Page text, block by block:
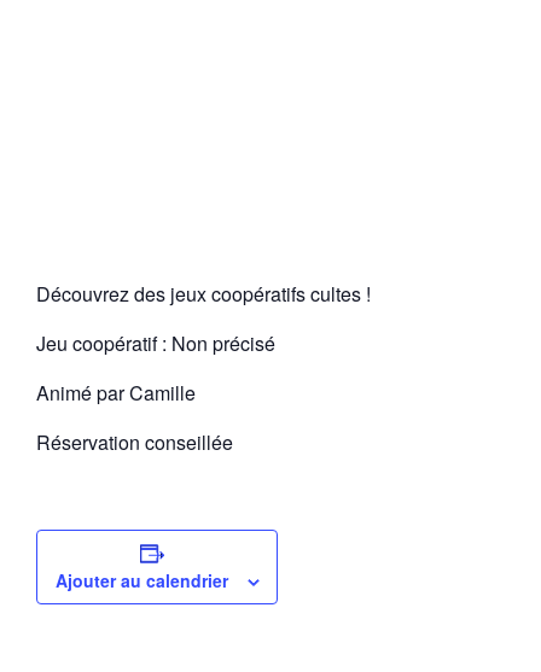
Découvrez des jeux coopératifs cultes !
Jeu coopératif : Non précisé
Animé par Camille
Réservation conseillée
Ajouter au calendrier